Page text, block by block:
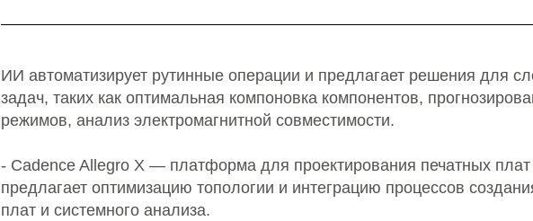
ИИ автоматизирует рутинные операции и предлагает решения для
задач, таких как оптимальная компоновка компонентов,
режимов, анализ электромагнитной совместимости.
- Cadence Allegro X — платформа для проектирования печатных
предлагает оптимизацию топологии и интеграцию процессов
плат и системного анализа.